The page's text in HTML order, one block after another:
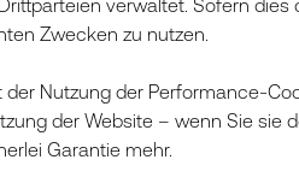
verwaltet. Sofern dies
Zwecken zu nutzen.
Nutzung der Performance-
der Website – wenn Sie sie
Garantie mehr.